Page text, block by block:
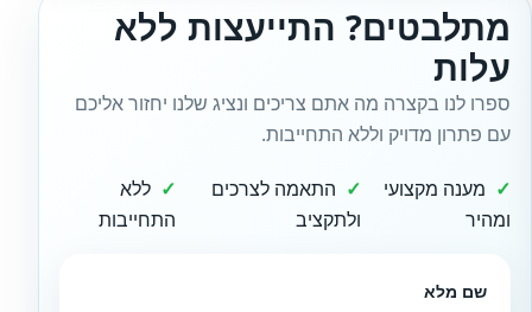
מתלבטים? התייעצות ללא
עלות
ספרו לנו בקצרה מה אתם צריכים ונציג שלנו יחזור אליכם
עם פתרון מדויק וללא התחייבות.
מענה מקצועי
ומהיר
התאמה לצרכים
ולתקציב
ללא
התחייבות
שם מלא